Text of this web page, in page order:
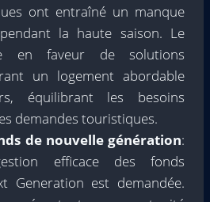
ont entraîné un manque
la haute saison. Le
en faveur de solutions
un logement abordable
équilibrant les besoins
demandes touristiques.
de nouvelle génération:
efficace des fonds
Generation est demandée.